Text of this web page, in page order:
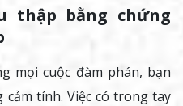
thập bằng chứng
mọi cuộc đàm phán, bạn
tính. Việc có trong tay